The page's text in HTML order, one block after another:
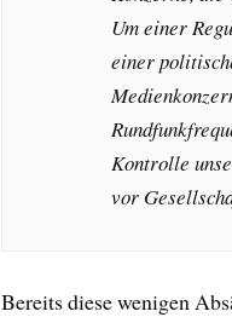
Um einer
einer
Kontrolle
vor
Bereits diese wenigen